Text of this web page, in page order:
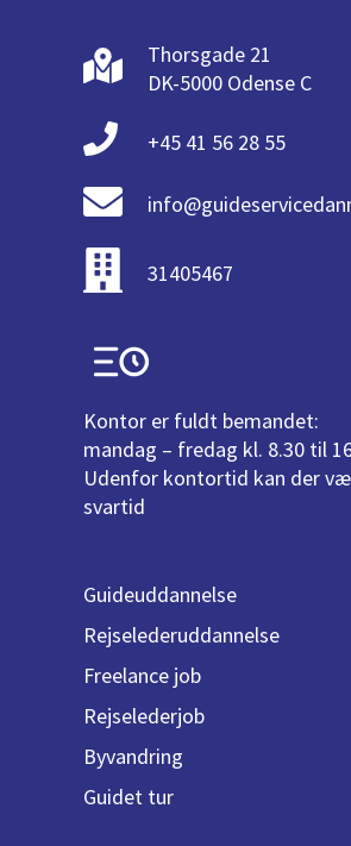
Thorsgade 21
DK-5000 Odense C
+45 41 56 28 55
31405467
Kontor er fuldt bemandet:
mandag – fredag kl. 8.30 til
Udenfor kontortid kan der
svartid
Guideuddannelse
Rejselederuddannelse
Freelance job
Rejselederjob
Byvandring
Guidet tur